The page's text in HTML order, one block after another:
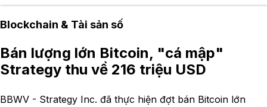
Blockchain & Tài sản số
Bán lượng lớn Bitcoin, "cá mập"
Strategy thu về 216 triệu USD
BBWV - Strategy Inc. đã thực hiện đợt bán Bitcoin lớn